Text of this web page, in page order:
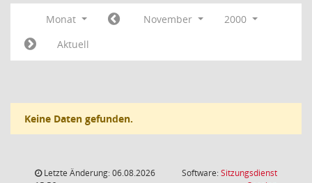
Monat November
2000
Aktuell
Keine Daten gefunden.
Letzte Änderung: 06.08.2026
Software:Sitzungsdienst